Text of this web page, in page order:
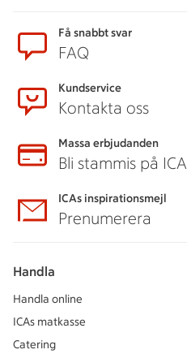
Få snabbt svar
FAQ
Kundservice
Kontakta oss
Massa erbjudanden
Bli stammis på ICA
ICAs inspirationsmejl
Prenumerera
Handla
Handla online
ICAs matkasse
Catering